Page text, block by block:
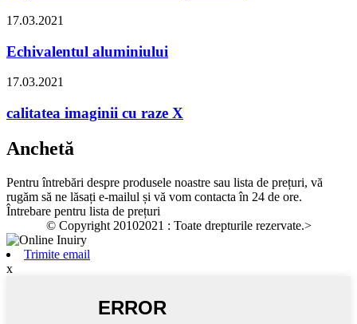
17.03.2021
Echivalentul aluminiului
17.03.2021
calitatea imaginii cu raze X
Anchetă
Pentru întrebări despre produsele noastre sau lista de prețuri, vă
rugăm să ne lăsați e-mailul și vă vom contacta în 24 de ore.
Întrebare pentru lista de prețuri
© Copyright 20102021 : Toate drepturile rezervate.>
Trimite email
x